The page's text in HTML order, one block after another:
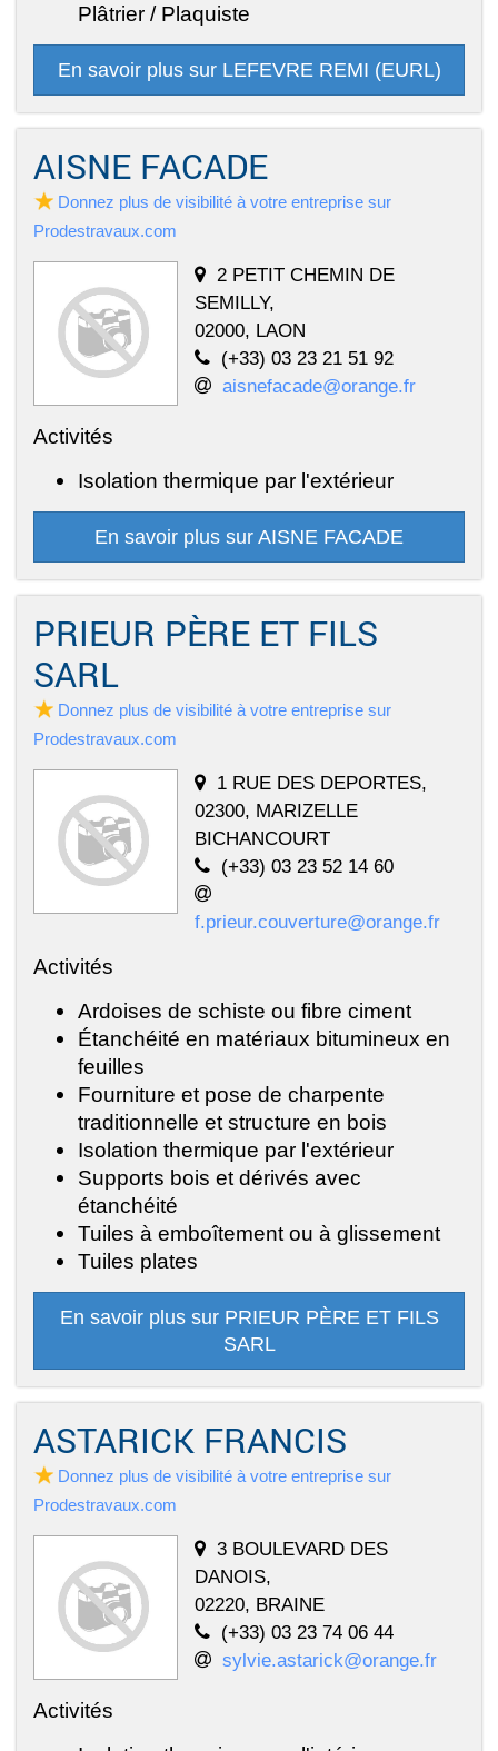
Plâtrier / Plaquiste
En savoir plus sur LEFEVRE REMI (EURL)
AISNE FACADE
Donnez plus de visibilité à votre entreprise sur
Prodestravaux.com
2 PETIT CHEMIN DE
SEMILLY,
02000, LAON
(+33) 03 23 21 51 92
aisnefacade@orange.fr
Activités
Isolation thermique par l'extérieur
En savoir plus sur AISNE FACADE
PRIEUR PÈRE ET FILS
SARL
Donnez plus de visibilité à votre entreprise sur
Prodestravaux.com
1 RUE DES DEPORTES,
02300, MARIZELLE
BICHANCOURT
(+33) 03 23 52 14 60
f.prieur.couverture@orange.fr
Activités
Ardoises de schiste ou fibre ciment
Étanchéité en matériaux bitumineux en
feuilles
Fourniture et pose de charpente
traditionnelle et structure en bois
Isolation thermique par l'extérieur
Supports bois et dérivés avec
étanchéité
Tuiles à emboîtement ou à glissement
Tuiles plates
En savoir plus sur PRIEUR PÈRE ET FILS
SARL
ASTARICK FRANCIS
Donnez plus de visibilité à votre entreprise sur
Prodestravaux.com
3 BOULEVARD DES
DANOIS,
02220, BRAINE
(+33) 03 23 74 06 44
sylvie.astarick@orange.fr
Activités